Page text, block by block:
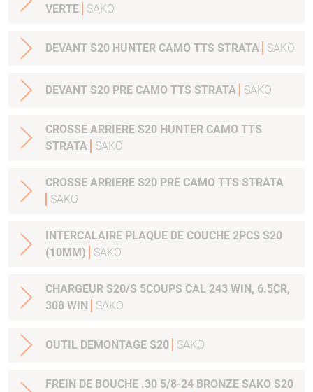
VERTE
SAKO
DEVANT S20 HUNTER CAMO TTS STRATA SAKO
DEVANT S20 PRE CAMO TTS STRATA SAKO
CROSSE ARRIERE S20 HUNTER CAMO TTS
STRATA
SAKO
CROSSE ARRIERE S20 PRE CAMO TTS STRATA
SAKO
INTERCALAIRE PLAQUE DE COUCHE 2PCS S20
(10MM)
SAKO
CHARGEUR S20/S 5COUPS CAL 243 WIN, 6.5CR,
308 WIN
SAKO
OUTIL DEMONTAGE S20 SAKO
FREIN DE BOUCHE .30 5/8-24 BRONZE SAKO S20